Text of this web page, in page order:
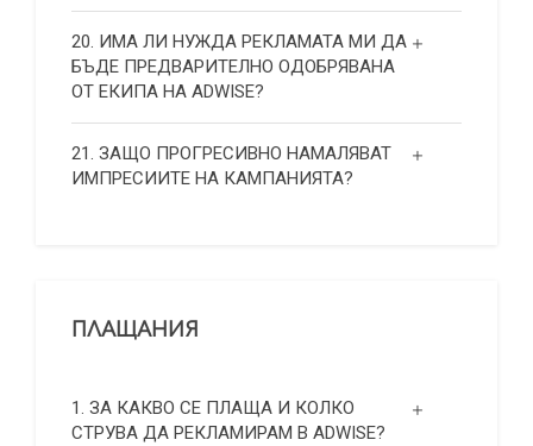
20. ИМА ЛИ НУЖДА РЕКЛАМАТА МИ ДА
БЪДЕ ПРЕДВАРИТЕЛНО ОДОБРЯВАНА
ОТ ЕКИПА НА ADWISE?
21. ЗАЩО ПРОГРЕСИВНО НАМАЛЯВАТ
ИМПРЕСИИТЕ НА КАМПАНИЯТА?
ПЛАЩАНИЯ
1. ЗА КАКВО СЕ ПЛАЩА И КОЛКО
СТРУВА ДА РЕКЛАМИРАМ В ADWISE?